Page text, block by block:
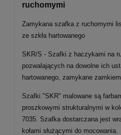
ruchomymi
Zamykana szafka z ruchomymi
ze szkła hartowanego
SKR/S - Szafki z haczykami na
pozwalających na dowolne ich
hartowanego, zamykane
Szafki "SKR" malowane są
proszkowymi strukturalnymi w
7035. Szafka dostarczana jest
kołami służącymi do mocowania.